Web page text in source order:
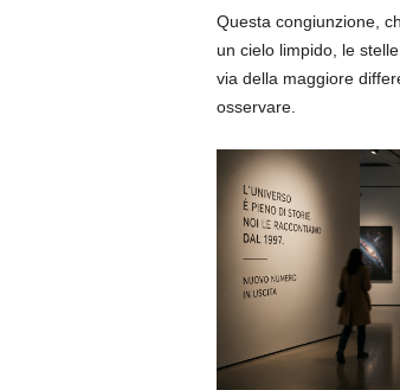
Questa congiunzione,
un cielo limpido, le
via della maggiore
osservare.